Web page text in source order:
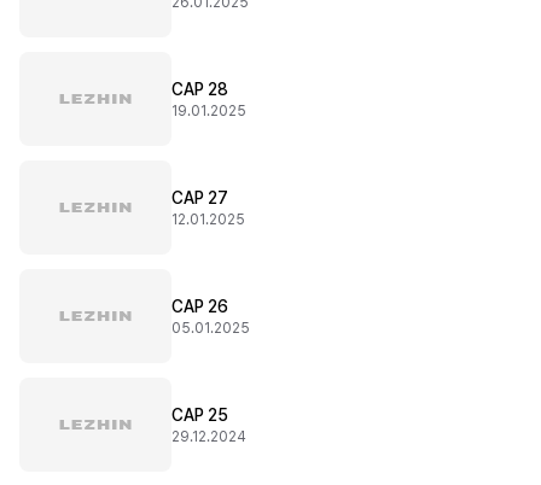
CAP 28
19.01.2025
CAP 27
12.01.2025
CAP 26
05.01.2025
CAP 25
29.12.2024